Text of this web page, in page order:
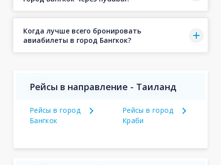
Когда лучше всего бронировать
авиабилеты в город Бангкок?
Рейсы в направление - Таиланд
Рейсы в город
Бангкок
Рейсы в город
Краби